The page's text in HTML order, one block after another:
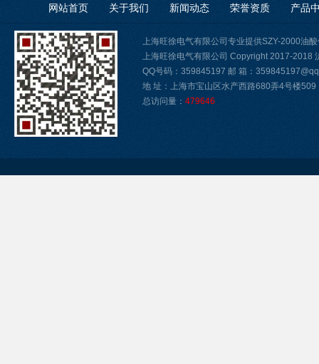
网站首页 关于我们 新闻动态 荣誉资质 产品
上海旺徐电气有限公司专业提供SZY-2000油
上海旺徐电气有限公司 Copyright 2017-2018
QQ号码：359845197 邮 箱：
地 址：上海市宝山区水产西路680弄4号楼509
总访问量： 479646